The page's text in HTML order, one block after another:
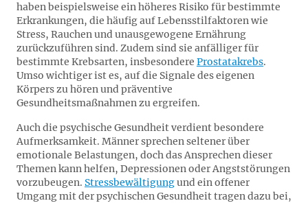
haben beispielsweise ein höheres Risiko für bestimmte
Erkrankungen, die häufig auf Lebensstilfaktoren wie
Stress, Rauchen und unausgewogene Ernährung
zurückzuführen sind. Zudem sind sie anfälliger für
bestimmte Krebsarten, insbesondere Prostatakrebs.
Umso wichtiger ist es, auf die Signale des eigenen
Körpers zu hören und präventive
Gesundheitsmaßnahmen zu ergreifen.
Auch die psychische Gesundheit verdient besondere
Aufmerksamkeit. Männer sprechen seltener über
emotionale Belastungen, doch das Ansprechen dieser
Themen kann helfen, Depressionen oder Angststörungen
vorzubeugen. Stressbewältigungund ein offener
Umgang mit der psychischen Gesundheit tragen dazu bei,